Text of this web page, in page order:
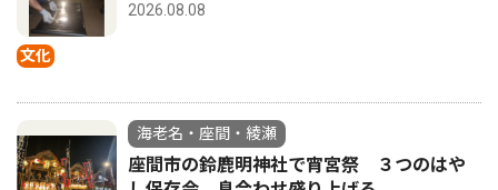
文化
2026.08.08
海老名・座間・綾瀬
座間市の鈴鹿明神社で宵宮祭 ３つのはや